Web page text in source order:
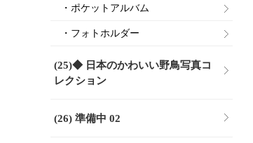
・ポケットアルバム
・フォトホルダー
(25)◆ 日本のかわいい野鳥写真コ
レクション
(26) 準備中 02